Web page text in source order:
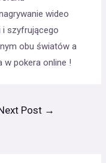
wideo
i szyfrującego
obu światów a
w pokera online !
Post →